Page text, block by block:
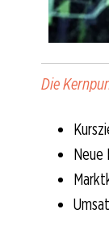
Die
Neue